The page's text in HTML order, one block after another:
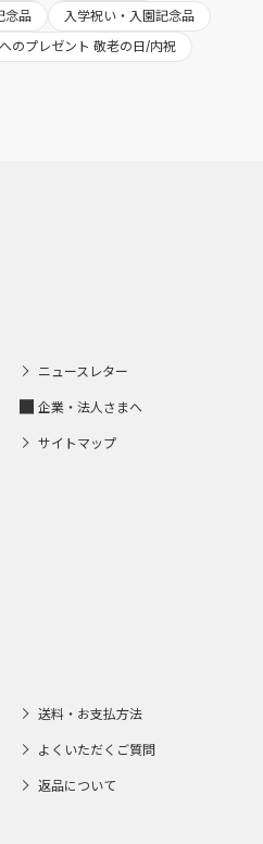
念品
入学祝い・入園記念品
のプレゼント 敬老の日/内祝
ニュースレター
企業・法人さまへ
サイトマップ
送料・お支払方法
よくいただくご質問
返品について